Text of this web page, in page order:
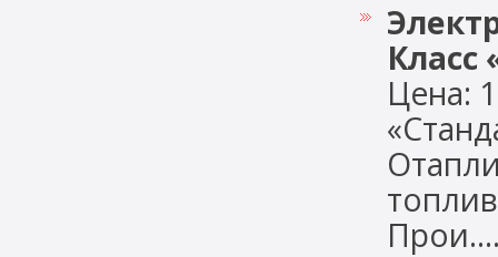
Класс
Цена: